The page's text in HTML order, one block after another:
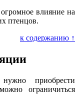
влияние на
птенцов.
к содержанию ↑
приобрести
ограничиться